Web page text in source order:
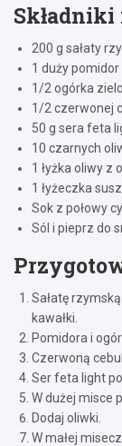
Składniki
200 g sałaty
1 duży pomidor
1/2 ogórka
1/2 czerwonej
50 g sera feta
10 czarnych
1 łyżka oliwy z
1 łyżeczka
Sok z połowy
Sól i pieprz do
Sałatę
kawałki.
Pomidora i
Czerwoną
Ser feta light
W dużej misce
Dodaj oliwki.
W małej